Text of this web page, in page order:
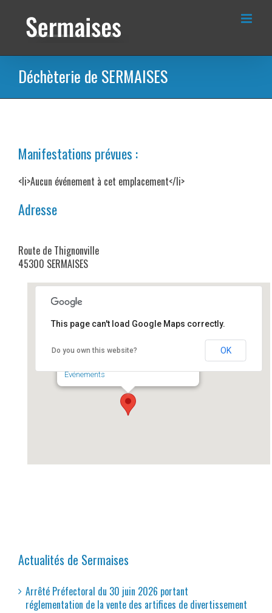
contenu
Déchèterie de SERMAISES
Manifestations prévues :
<li>Aucun événement à cet emplacement</li>
Adresse
Route de Thignonville
45300 SERMAISES
Événements
This page can't load Google Maps correctly.
Do you own this website? OK
Actualités de Sermaises
Arrêté Préfectoral du 30 juin 2026 portant
réglementation de la vente des artifices de divertissement